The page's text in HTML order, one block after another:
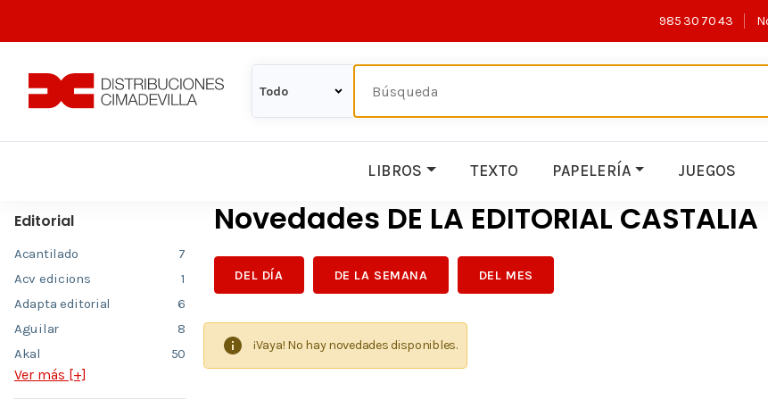
985 30 70 43
LIBROS TEXTO PAPELERÍA JUEGOS
Editorial
Acantilado
7
Acv edicions
1
Adapta editorial
6
Aguilar
8
Akal
50
Ver más [+]
Novedades DE LA EDITORIAL CASTALIA
DEL DÍA DE LA SEMANA DEL MES
¡Vaya! No hay novedades disponibles.